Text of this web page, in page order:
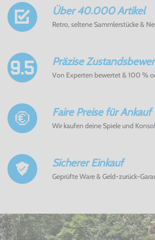
Über 40.000 Artikel
Retro, seltene Sammlerstücke &
Präzise
Von Experten bewertet & 100 %
Faire Preise für Ankauf
Wir kaufen deine Spiele und
Sicherer Einkauf
Geprüfte Ware & Geld-zurück-